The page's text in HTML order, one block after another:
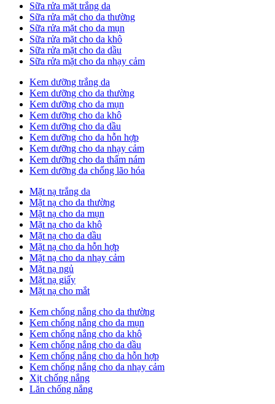
Sữa rửa mặt trắng da
Sữa rửa mặt cho da thường
Sữa rửa mặt cho da mụn
Sữa rửa mặt cho da khô
Sữa rửa mặt cho da dầu
Sữa rửa mặt cho da nhạy cảm
Kem dưỡng trắng da
Kem dưỡng cho da thường
Kem dưỡng cho da mụn
Kem dưỡng cho da khô
Kem dưỡng cho da dầu
Kem dưỡng cho da hỗn hợp
Kem dưỡng cho da nhạy cảm
Kem dưỡng cho da thấm nám
Kem dưỡng da chống lão hóa
Mặt nạ trắng da
Mặt nạ cho da thường
Mặt nạ cho da mụn
Mặt nạ cho da khô
Mặt nạ cho da dầu
Mặt nạ cho da hỗn hợp
Mặt nạ cho da nhạy cảm
Mặt nạ ngủ
Mặt nạ giấy
Mặt nạ cho mắt
Kem chống nắng cho da thường
Kem chống nắng cho da mụn
Kem chống nắng cho da khô
Kem chống nắng cho da dầu
Kem chống nắng cho da hỗn hợp
Kem chống nắng cho da nhạy cảm
Xịt chống nắng
Lăn chống nắng